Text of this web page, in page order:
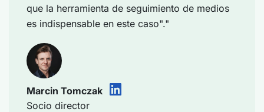
que la herramienta de seguimiento de medios
es indispensable en este caso"."
Marcin Tomczak
Socio director